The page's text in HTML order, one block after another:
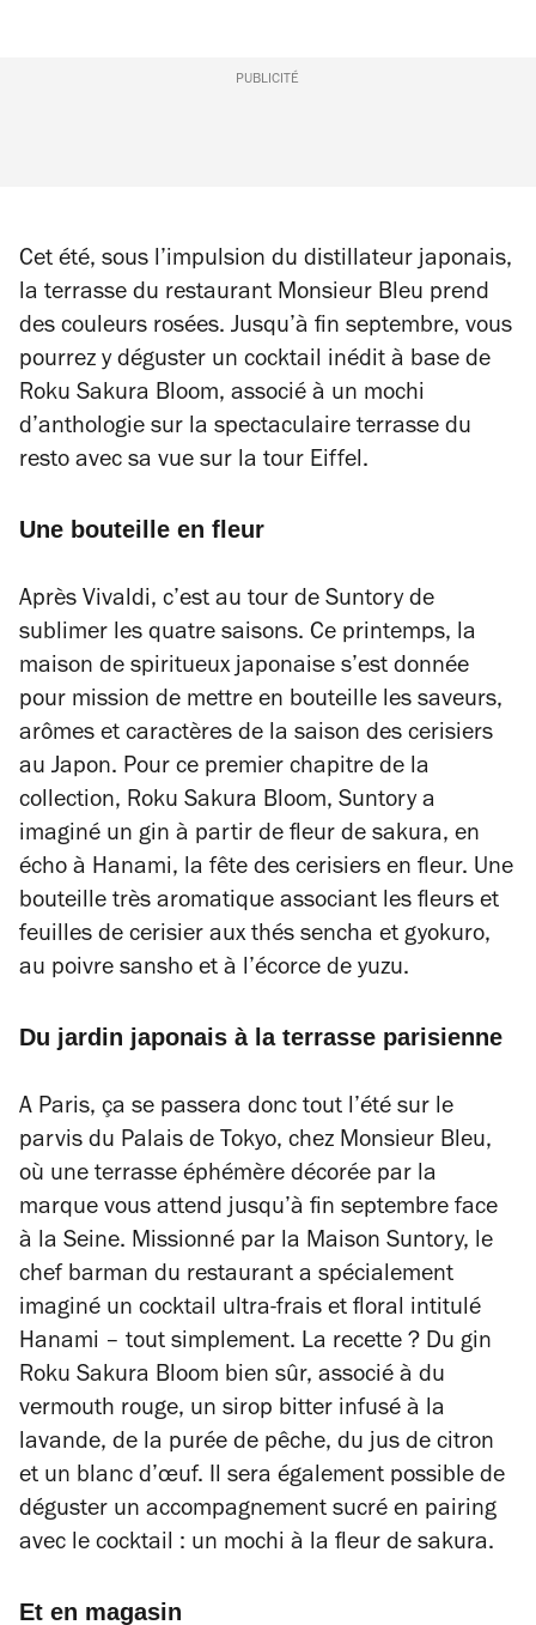
PUBLICITÉ
Cet été, sous l’impulsion du distillateur japonais,
la terrasse du restaurant Monsieur Bleu prend
des couleurs rosées. Jusqu’à fin septembre, vous
pourrez y déguster un cocktail inédit à base de
Roku Sakura Bloom, associé à un mochi
d’anthologie sur la spectaculaire terrasse du
resto avec sa vue sur la tour Eiffel.
Une bouteille en fleur
Après Vivaldi, c’est au tour de Suntory de
sublimer les quatre saisons. Ce printemps, la
maison de spiritueux japonaise s’est donnée
pour mission de mettre en bouteille les saveurs,
arômes et caractères de la saison des cerisiers
au Japon. Pour ce premier chapitre de la
collection, Roku Sakura Bloom, Suntory a
imaginé un gin à partir de fleur de sakura, en
écho à Hanami, la fête des cerisiers en fleur. Une
bouteille très aromatique associant les fleurs et
feuilles de cerisier aux thés sencha et gyokuro,
au poivre sansho et à l’écorce de yuzu.
Du jardin japonais à la terrasse parisienne
A Paris, ça se passera donc tout l’été sur le
parvis du Palais de Tokyo, chez Monsieur Bleu,
où une terrasse éphémère décorée par la
marque vous attend jusqu’à fin septembre face
à la Seine. Missionné par la Maison Suntory, le
chef barman du restaurant a spécialement
imaginé un cocktail ultra-frais et floral intitulé
Hanami – tout simplement. La recette ? Du gin
Roku Sakura Bloom bien sûr, associé à du
vermouth rouge, un sirop bitter infusé à la
lavande, de la purée de pêche, du jus de citron
et un blanc d’œuf. Il sera également possible de
déguster un accompagnement sucré en pairing
avec le cocktail : un mochi à la fleur de sakura.
Et en magasin